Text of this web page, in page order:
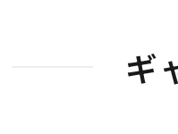
ギ